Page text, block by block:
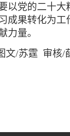
以党的二十
成果转化为工
力量。
文/苏霆 审核/